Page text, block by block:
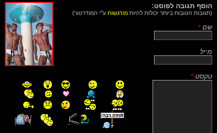
הוסף תגובה לפוסט:
(תגובות הטובות ביותר יכולות להיות מודגשות ע"י המודרטור)
שם *
מייל
טקסט *